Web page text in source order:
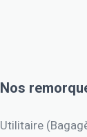
Nos
Utilitaire